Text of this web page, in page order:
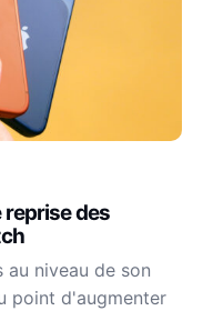
reprise des
au niveau de son
point d'augmenter